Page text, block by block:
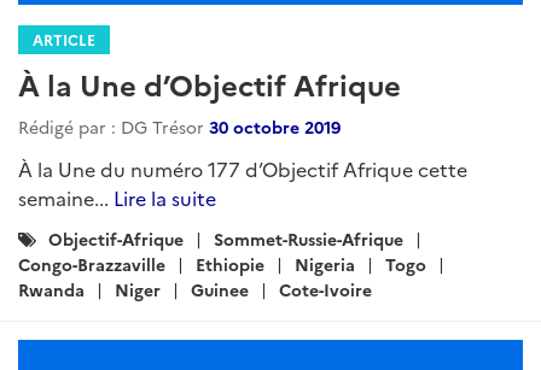
ARTICLE
À la Une d’Objectif Afrique
Rédigé par : DG Trésor 30 octobre 2019
À la Une du numéro 177 d’Objectif Afrique cette
semaine... Lire la suite
Catégories
:
Objectif-Afrique
Sommet-Russie-Afrique
Congo-Brazzaville
Ethiopie Nigeria
Togo
Rwanda
Niger Guinee Cote-Ivoire